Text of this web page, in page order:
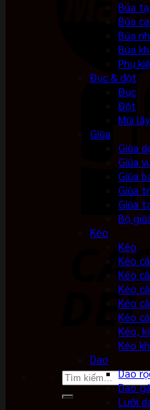
Tìm
Búa tạ
Búa
Búa
Búa
Phụ
Đục & đột
Đục
Đột
Mũi
Giũa
Giũa
Giũa
Giũa
Giũa
Giũa
Bộ
Kéo
Kéo
Kéo
Kéo
Kéo
Kéo
Kéo
Kéo,
Kéo
Dao
Dao
Dao
Lưỡi